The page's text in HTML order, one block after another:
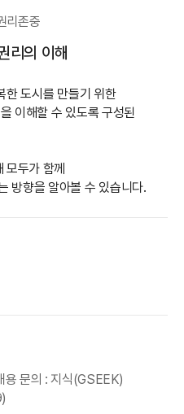
리존중
리의 이해
한 도시를 만들기 위한
이해할 수 있도록 구성된
모두가 함께
방향을 알아볼 수 있습니다.
용 문의 : 지식(GSEEK)